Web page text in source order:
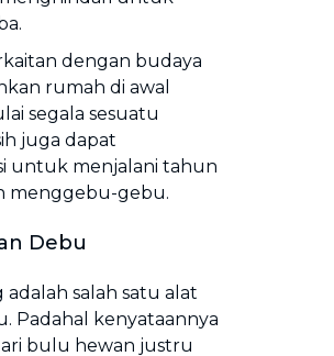
dengan budaya
rumah di awal
segala sesuatu
juga dapat
untuk menjalani tahun
menggebu-gebu.
Debu
salah satu alat
Padahal kenyataannya
bulu hewan justru